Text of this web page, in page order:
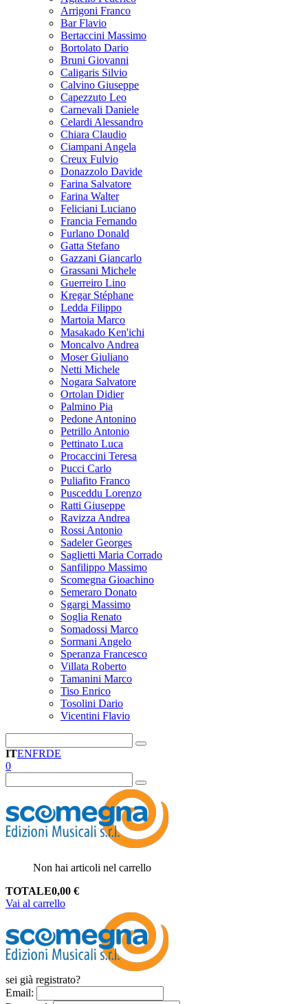
Arrigoni Franco
Bar Flavio
Bertaccini Massimo
Bortolato Dario
Bruni Giovanni
Caligaris Silvio
Calvino Giuseppe
Capezzuto Leo
Carnevali Daniele
Celardi Alessandro
Chiara Claudio
Ciampani Angela
Creux Fulvio
Donazzolo Davide
Farina Salvatore
Farina Walter
Feliciani Luciano
Francia Fernando
Furlano Donald
Gatta Stefano
Gazzani Giancarlo
Grassani Michele
Guerreiro Lino
Kregar Stéphane
Ledda Filippo
Martoia Marco
Masakado Ken'ichi
Moncalvo Andrea
Moser Giuliano
Netti Michele
Nogara Salvatore
Ortolan Didier
Palmino Pia
Pedone Antonino
Petrillo Antonio
Pettinato Luca
Procaccini Teresa
Pucci Carlo
Puliafito Franco
Pusceddu Lorenzo
Ratti Giuseppe
Ravizza Andrea
Rossi Antonio
Sadeler Georges
Saglietti Maria Corrado
Sanfilippo Massimo
Scomegna Gioachino
Semeraro Donato
Sgargi Massimo
Soglia Renato
Somadossi Marco
Sormani Angelo
Speranza Francesco
Villata Roberto
Tamanini Marco
Tiso Enrico
Tosolini Dario
Vicentini Flavio
ITENFRDE
0
Non hai articoli nel carrello
TOTALE0,00 €
Vai al carrello
sei già registrato?
Email: